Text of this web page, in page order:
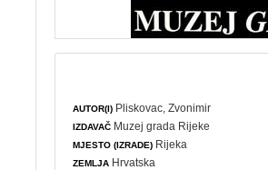
AUTOR(I) Pliskovac, Zvonimir
IZDAVAČ Muzej grada Rijeke
MJESTO (IZRADE) Rijeka
ZEMLJA Hrvatska